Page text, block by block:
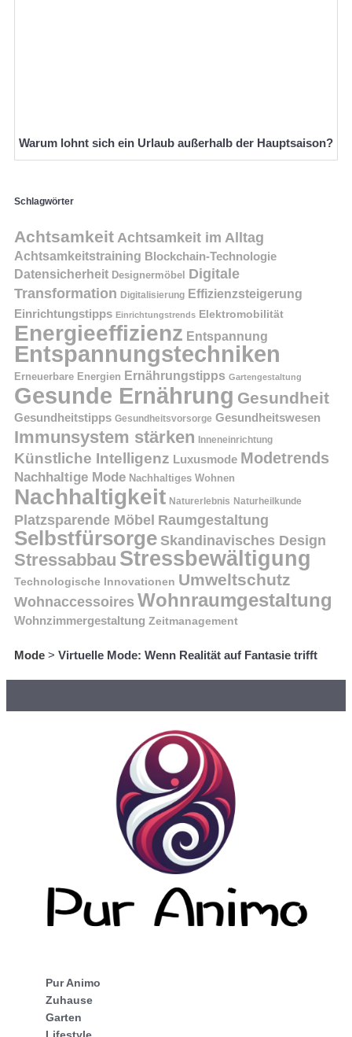
Warum lohnt sich ein Urlaub außerhalb der Hauptsaison?
Schlagwörter
Achtsamkeit Achtsamkeit im Alltag
Achtsamkeitstraining Blockchain-Technologie
Datensicherheit Designermöbel
Digitale
Transformation Digitalisierung Effizienzsteigerung
Einrichtungstipps Einrichtungstrends Elektromobilität
Energieeffizienz Entspannung
Entspannungstechniken
Erneuerbare Energien Ernährungstipps Gartengestaltung
Gesunde Ernährung Gesundheit
Gesundheitstipps Gesundheitsvorsorge Gesundheitswesen
Immunsystem stärken Inneneinrichtung
Künstliche Intelligenz Luxusmode Modetrends
Nachhaltige Mode Nachhaltiges Wohnen
Nachhaltigkeit Naturerlebnis Naturheilkunde
Platzsparende Möbel Raumgestaltung
Selbstfürsorge Skandinavisches Design
Stressabbau Stressbewältigung
Technologische Innovationen Umweltschutz
Wohnaccessoires Wohnraumgestaltung
Wohnzimmergestaltung Zeitmanagement
Mode > Virtuelle Mode: Wenn Realität auf Fantasie trifft
Pur Animo
Zuhause
Garten